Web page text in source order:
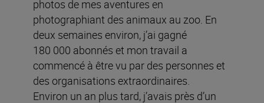
photos de mes aventures en
photographiant des animaux au zoo. En
deux semaines environ, j’ai gagné
180 000 abonnés et mon travail a
commencé à être vu par des personnes et
des organisations extraordinaires.
Environ un an plus tard, j’avais près d’un